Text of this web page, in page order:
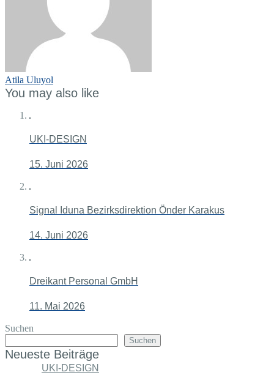
Atila Uluyol
You may also like
UKI-DESIGN
15. Juni 2026
Signal Iduna Bezirksdirektion Önder Karakus
14. Juni 2026
Dreikant Personal GmbH
11. Mai 2026
Suchen
Suchen
Neueste Beiträge
UKI-DESIGN